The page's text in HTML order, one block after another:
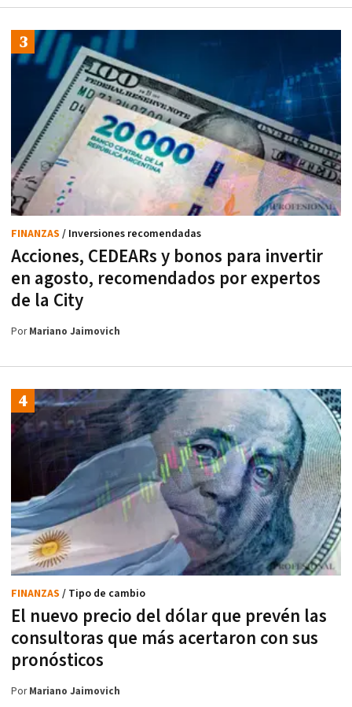
Acciones, CEDEARs y bonos para invertir
en agosto, recomendados por expertos
de la City
FINANZAS / Inversiones recomendadas
PorMariano Jaimovich
El nuevo precio del dólar que prevén las
consultoras que más acertaron con sus
pronósticos
FINANZAS / Tipo de cambio
PorMariano Jaimovich